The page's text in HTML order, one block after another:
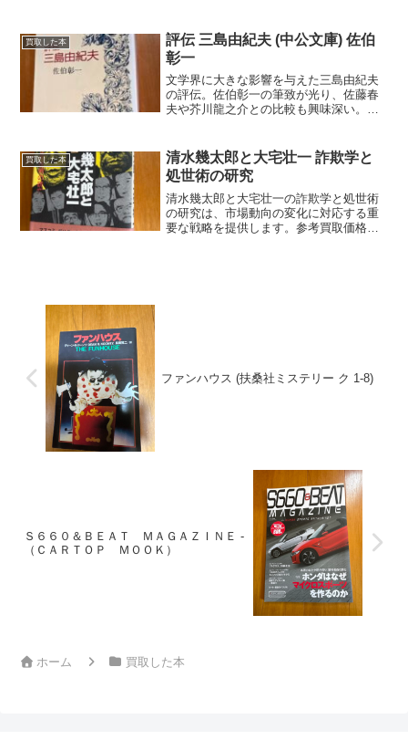
買取した本
評伝 三島由紀夫 (中公文庫) 佐伯
彰一
文学界に大きな影響を与えた三島由紀夫
の評伝。佐伯彰一の筆致が光り、佐藤春
夫や芥川龍之介との比較も興味深い。参
買取した本
清水幾太郎と大宅壮一 詐欺学と
処世術の研究
清水幾太郎と大宅壮一の詐欺学と処世術
の研究は、市場動向の変化に対応する重
要な戦略を提供します。参考買取価格は
ファンハウス (扶桑社ミステリー ク 1-8)
Ｓ６６０＆ＢＥＡＴ ＭＡＧＡＺＩＮＥ -
（ＣＡＲＴＯＰ ＭＯＯＫ）
ホーム 買取した本